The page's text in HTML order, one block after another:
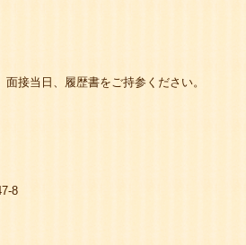
接当日、履歴書をご持参ください。
8